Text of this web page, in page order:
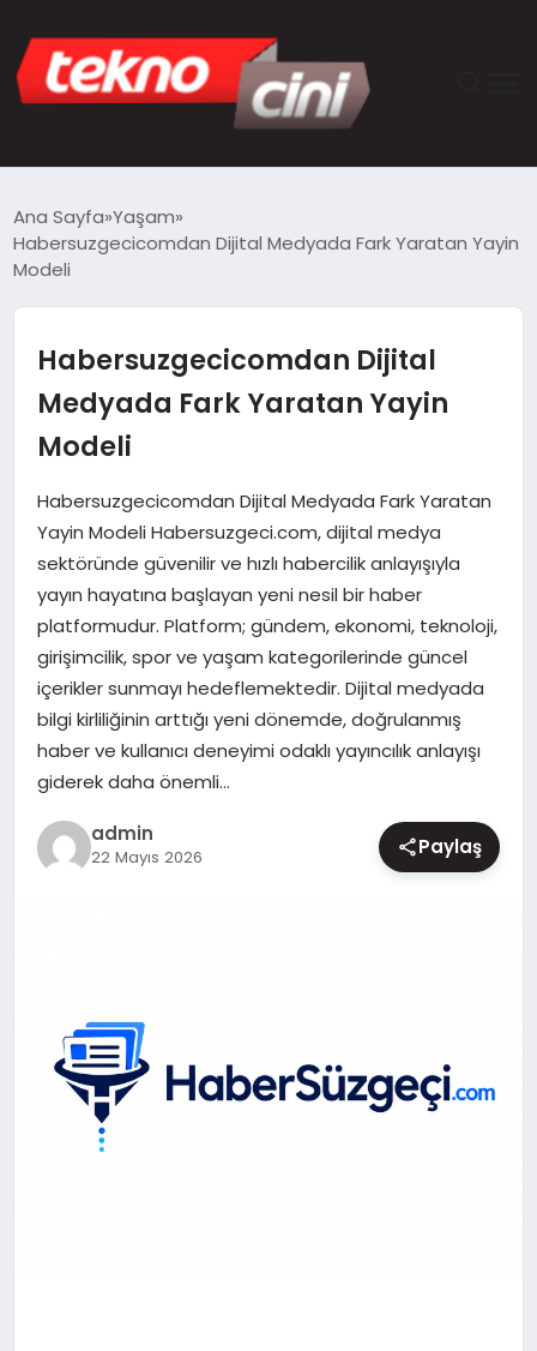
TEKNOLOJI
SAĞLIK
DÜNYA
MAGAZIN
Ana Sayfa Yaşam
Habersuzgecicomdan Dijital Medyada Fark Yaratan Yayin
Modeli
Habersuzgecicomdan Dijital
Medyada Fark Yaratan Yayin
Modeli
Habersuzgecicomdan Dijital Medyada Fark Yaratan
Yayin Modeli Habersuzgeci.com, dijital medya
sektöründe güvenilir ve hızlı habercilik anlayışıyla
yayın hayatına başlayan yeni nesil bir haber
platformudur. Platform; gündem, ekonomi, teknoloji,
girişimcilik, spor ve yaşam kategorilerinde güncel
içerikler sunmayı hedeflemektedir. Dijital medyada
bilgi kirliliğinin arttığı yeni dönemde, doğrulanmış
haber ve kullanıcı deneyimi odaklı yayıncılık anlayışı
giderek daha önemli…
admin
22 Mayıs 2026 Paylaş